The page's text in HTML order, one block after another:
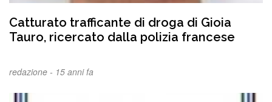
Catturato trafficante di droga di Gioia
Tauro, ricercato dalla polizia francese
redazione - 15 anni fa